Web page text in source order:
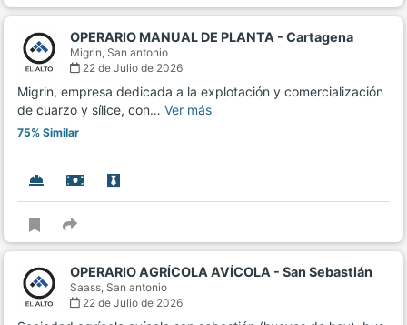
OPERARIO MANUAL DE PLANTA - Cartagena
Migrin, San antonio
22 de Julio de 2026
Migrin, empresa dedicada a la explotación y comercialización
de cuarzo y sílice, con… Ver más
75% Similar
OPERARIO AGRÍCOLA AVÍCOLA - San Sebastián
Saass, San antonio
22 de Julio de 2026